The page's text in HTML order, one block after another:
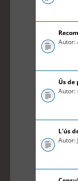
Autor:
Ús
Autor:
L'ús
Autor: